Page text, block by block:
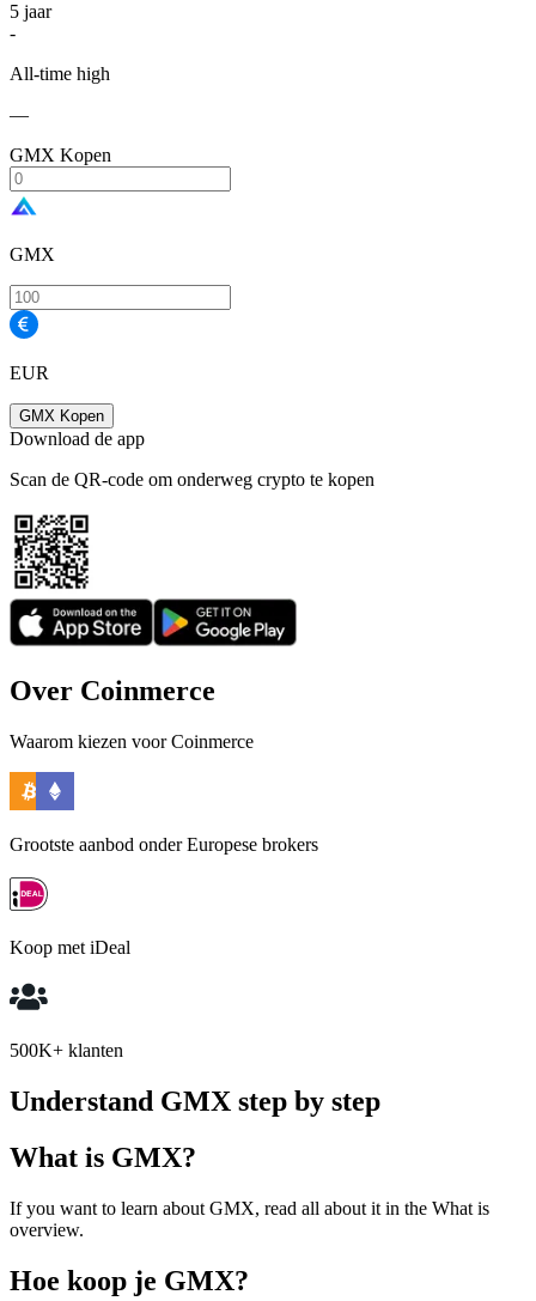
5 jaar
-
All-time high
—
GMX Kopen
GMX
EUR
GMX Kopen
Download de app
Scan de QR-code om onderweg crypto te kopen
Over Coinmerce
Waarom kiezen voor Coinmerce
Grootste aanbod onder Europese brokers
Koop met iDeal
500K+ klanten
Understand GMX step by step
What is GMX?
If you want to learn about GMX, read all about it in the What is
overview.
Hoe koop je GMX?